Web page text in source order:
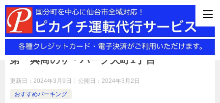
国分町・泉中央での運転代行サービスを格安料金でご提供します。各
ジットカード・QRコード決済がご利用頂けます。PayPay払いもOK！
第一興商のザ・パーク大町1丁目
更新日： 2024年3月9日 公開日： 2024年3月2日
おすすめパーキング